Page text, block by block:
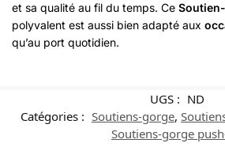
et sa qualité au fil du temps. Ce
polyvalent est aussi bien adapté aux
qu’au port quotidien.
UGS : ND
Catégories : Soutiens-gorge,
Soutiens-gorge